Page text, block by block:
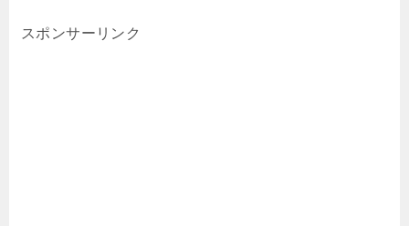
スポンサーリンク